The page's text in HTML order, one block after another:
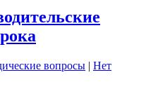
вопросы | Нет